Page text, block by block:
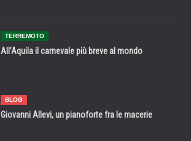
TERREMOTO
All’Aquila il carnevale più breve al mondo
BLOG
Giovanni Allevi, un pianoforte fra le macerie